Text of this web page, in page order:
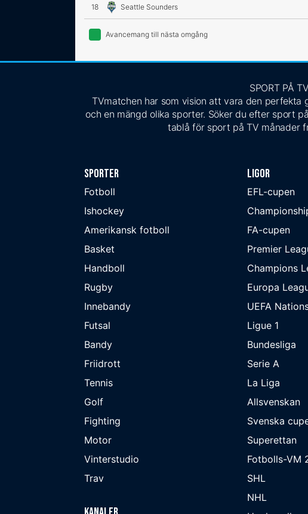
18 Seattle Sounders
Avancemang till nästa omgång
SPORT PÅ
TVmatchen har som vision att vara den perfekta
och en mängd olika sporter. Söker du efter sport
tablå för sport på TV månader
Sporter
Fotboll
Ishockey
Amerikansk fotboll
Basket
Handboll
Rugby
Innebandy
Futsal
Bandy
Friidrott
Tennis
Golf
Fighting
Motor
Vinterstudio
Trav
Ligor
EFL-cupen
FA-cupen
Premier
Champions
Europa
UEFA
Ligue 1
Bundesliga
Serie A
La Liga
Allsvenskan
Svenska
Superettan
Fotbolls-VM
SHL
NHL